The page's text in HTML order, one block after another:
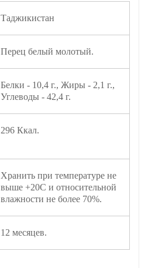
Таджикистан
Перец белый молотый.
Белки - 10,4 г., Жиры - 2,1 г.,
Углеводы - 42,4 г.
296 Ккал.
Хранить при температуре не
выше +20С и относительной
влажности не более 70%.
12 месяцев.